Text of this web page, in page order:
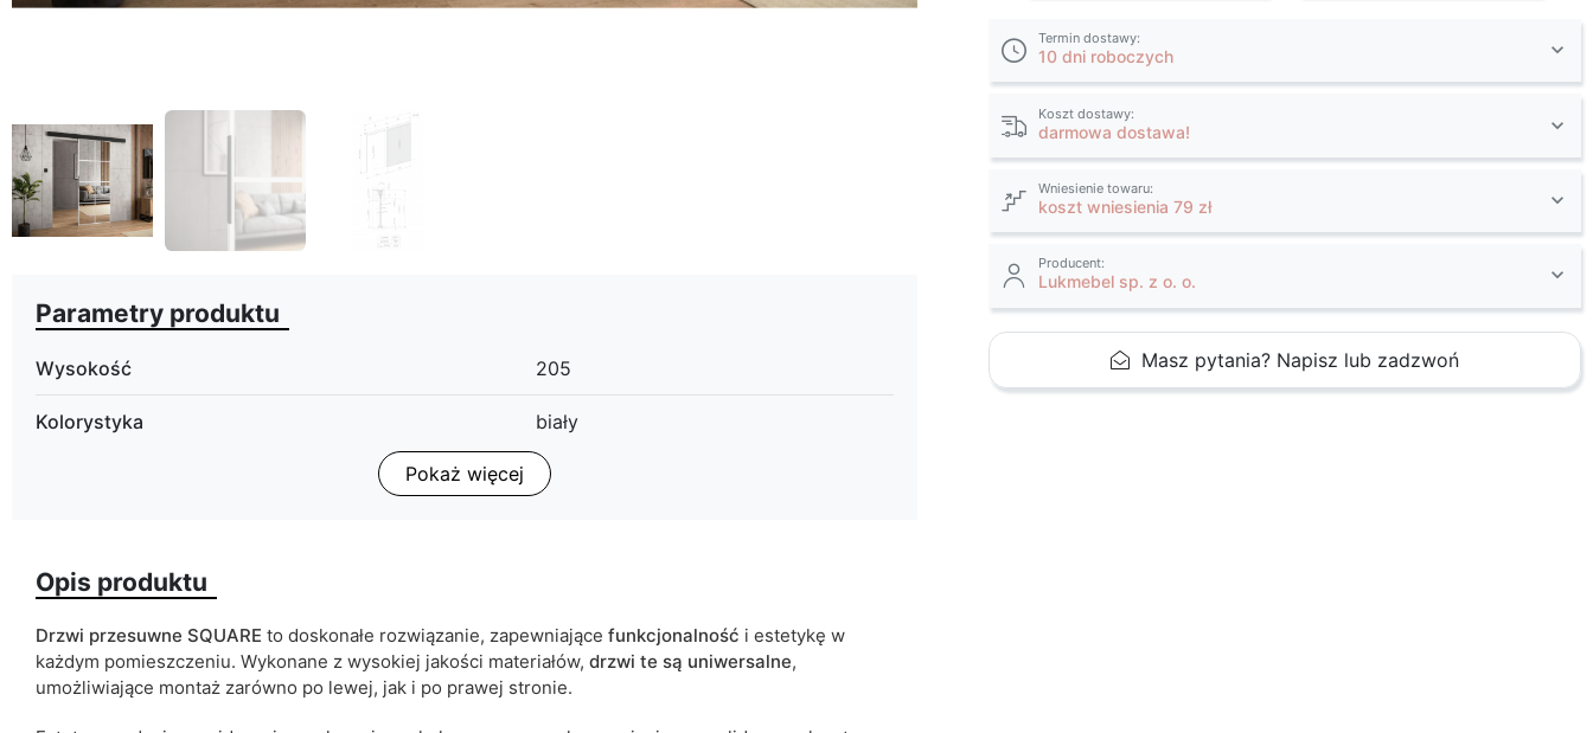
Parametry produktu
Wysokość 205
Kolorystyka
biały
czarny
dąb kraft złoty
ean13 5905723932162
Pokaż więcej
Opis produktu
Drzwi przesuwne SQUARE to doskonałe rozwiązanie, zapewniające funkcjonalność i estetykę w
każdym pomieszczeniu. Wykonane z wysokiej jakości materiałów, drzwi te są uniwersalne,
umożliwiające montaż zarówno po lewej, jak i po prawej stronie.
Termin dostawy:
10 dni roboczych
Koszt dostawy:
darmowa dostawa!
Wniesienie towaru:
koszt wniesienia 79 zł
Producent:
Lukmebel sp. z o. o.
Masz pytania? Napisz lub zadzwoń